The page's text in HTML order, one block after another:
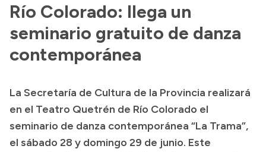
Delegaciones
Normativa
Presupuesto
Boletín Oficial
Compras y licitaciones
Río Colorado: llega un
seminario gratuito de danza
contemporánea
La Secretaría de Cultura de la Provincia realizará
en el Teatro Quetrén de Río Colorado el
seminario de danza contemporánea “La Trama”,
el sábado 28 y domingo 29 de junio. Este